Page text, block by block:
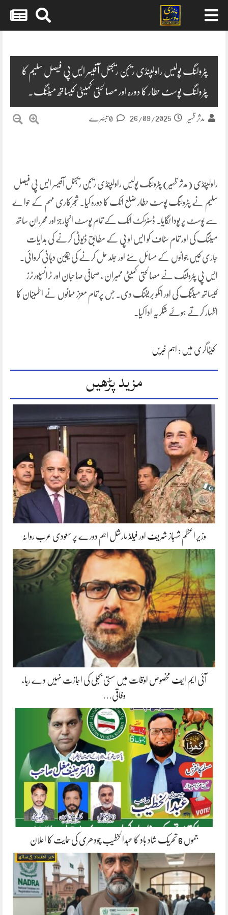
پٹرولنگ پولیس راولپنڈی ریجن ریجنل آفیسر ایس پی فیصل سلیم کا
پٹرولنگ پوسٹ حطار کا دورہ اور مصالحتی کمیٹی کیساتھ میٹنگ۔
مدثر ظہیر 26/09/2025
راولپنڈی (مدثر ظہیر) پٹرولنگ پولیس راولپنڈی ریجن ریجنل آفیسر ایس پی فیصل
سلیم نے پٹرولنگ پوسٹ حطار ضلع اٹک کا دورہ کیا۔ شجرکاری مہم کے حوالے
سے پوسٹ پر پودا لگایا۔ ڈسٹڑکٹ اٹک کے تمام پوسٹ انچارجز اور محرران ساتھ
میٹنگ کی اور تمام سٹاف کو ایس او پی کے مطابق ڈیوٹی کرنے کی ہدایات
جاری کیں جوانوں کے مسائل سنے اور جلد حل کرنے کی یقین دہانی کروائی۔
ایس پی پٹرولنگ نے مصالحتی کمیٹی ممبران ، صحافی صاحبان اور ٹرانسپورٹرز
کیساتھ میٹنگ کی اور انکو بریفنگ دی۔ جس پر تمام معزز مہمانوں نے اطمینان کا
اظہار کرتے ہوۓ شکریہ ادا کیا۔
کیٹاگری میں : اہم خبریں
مزید پڑھیں
وزیر اعظم شہباز شریف اور فیلڈ مارشل اہم دورے پر سعودی عرب روانہ
آئی ایم ایف مخصوص اوقات میں سستی بجلی کی اجازت نہیں دے رہا،
وفاقی…
جموں 6 تحریک شاد باد کا عبدالخطیب چودھری کی حمایت کا اعلان